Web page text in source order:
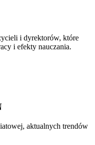
i dyrektorów, które
i efekty nauczania.
aktualnych trendów